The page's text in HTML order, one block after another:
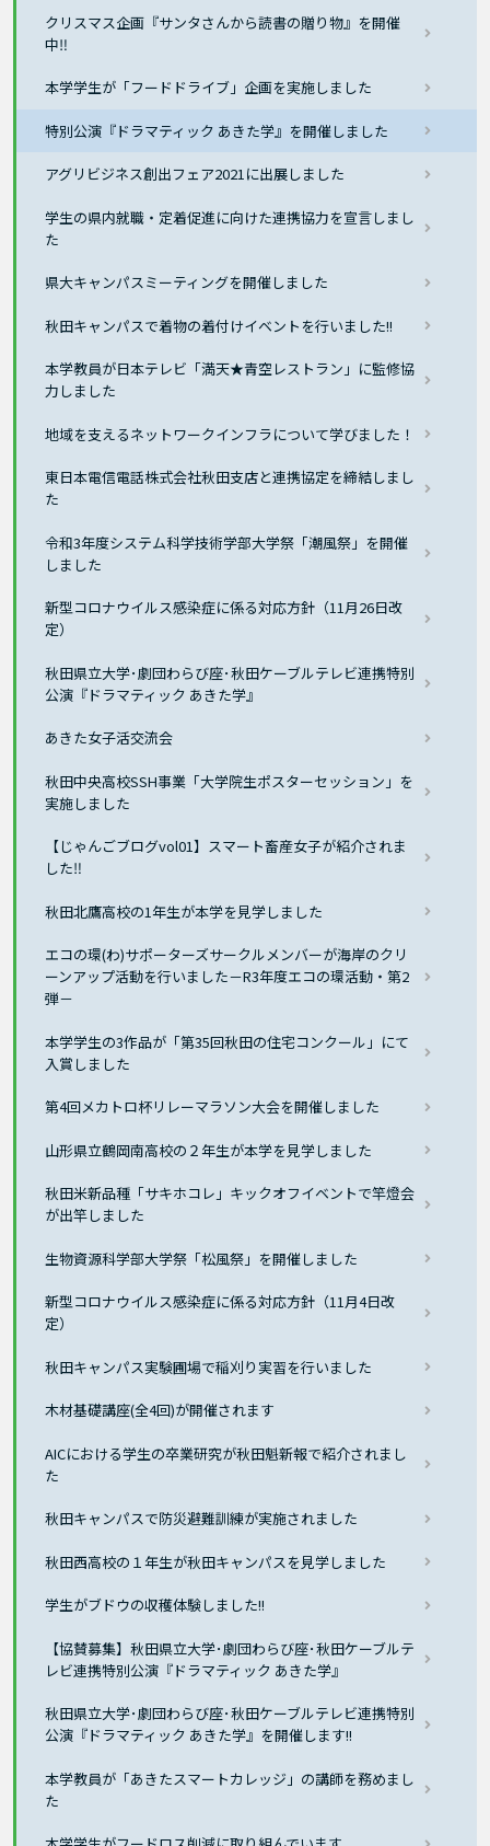
クリスマス企画『サンタさんから読書の贈り物』を開催
中‼
本学学生が「フードドライブ」企画を実施しました
特別公演『ドラマティック あきた学』を開催しました
アグリビジネス創出フェア2021に出展しました
学生の県内就職・定着促進に向けた連携協力を宣言しまし
た
県大キャンパスミーティングを開催しました
秋田キャンパスで着物の着付けイベントを行いました!!
本学教員が日本テレビ「満天★青空レストラン」に監修協
力しました
地域を支えるネットワークインフラについて学びました！
東日本電信電話株式会社秋田支店と連携協定を締結しまし
た
令和3年度システム科学技術学部大学祭「潮風祭」を開催
しました
新型コロナウイルス感染症に係る対応方針（11月26日改
定）
秋田県立大学･劇団わらび座･秋田ケーブルテレビ連携特別
公演『ドラマティック あきた学』
あきた女子活交流会
秋田中央高校SSH事業「大学院生ポスターセッション」を
実施しました
【じゃんごブログvol01】スマート畜産女子が紹介されま
した‼
秋田北鷹高校の1年生が本学を見学しました
エコの環(わ)サポーターズサークルメンバーが海岸のクリ
ーンアップ活動を行いました－R3年度エコの環活動・第2
弾－
本学学生の3作品が「第35回秋田の住宅コンクール」にて
入賞しました
第4回メカトロ杯リレーマラソン大会を開催しました
山形県立鶴岡南高校の２年生が本学を見学しました
秋田米新品種「サキホコレ」キックオフイベントで竿燈会
が出竿しました
生物資源科学部大学祭「松風祭」を開催しました
新型コロナウイルス感染症に係る対応方針（11月4日改
定）
秋田キャンパス実験圃場で稲刈り実習を行いました
木材基礎講座(全4回)が開催されます
AICにおける学生の卒業研究が秋田魁新報で紹介されまし
た
秋田キャンパスで防災避難訓練が実施されました
秋田西高校の１年生が秋田キャンパスを見学しました
学生がブドウの収穫体験しました!!
【協賛募集】秋田県立大学･劇団わらび座･秋田ケーブルテ
レビ連携特別公演『ドラマティック あきた学』
秋田県立大学･劇団わらび座･秋田ケーブルテレビ連携特別
公演『ドラマティック あきた学』を開催します!!
本学教員が「あきたスマートカレッジ」の講師を務めまし
た